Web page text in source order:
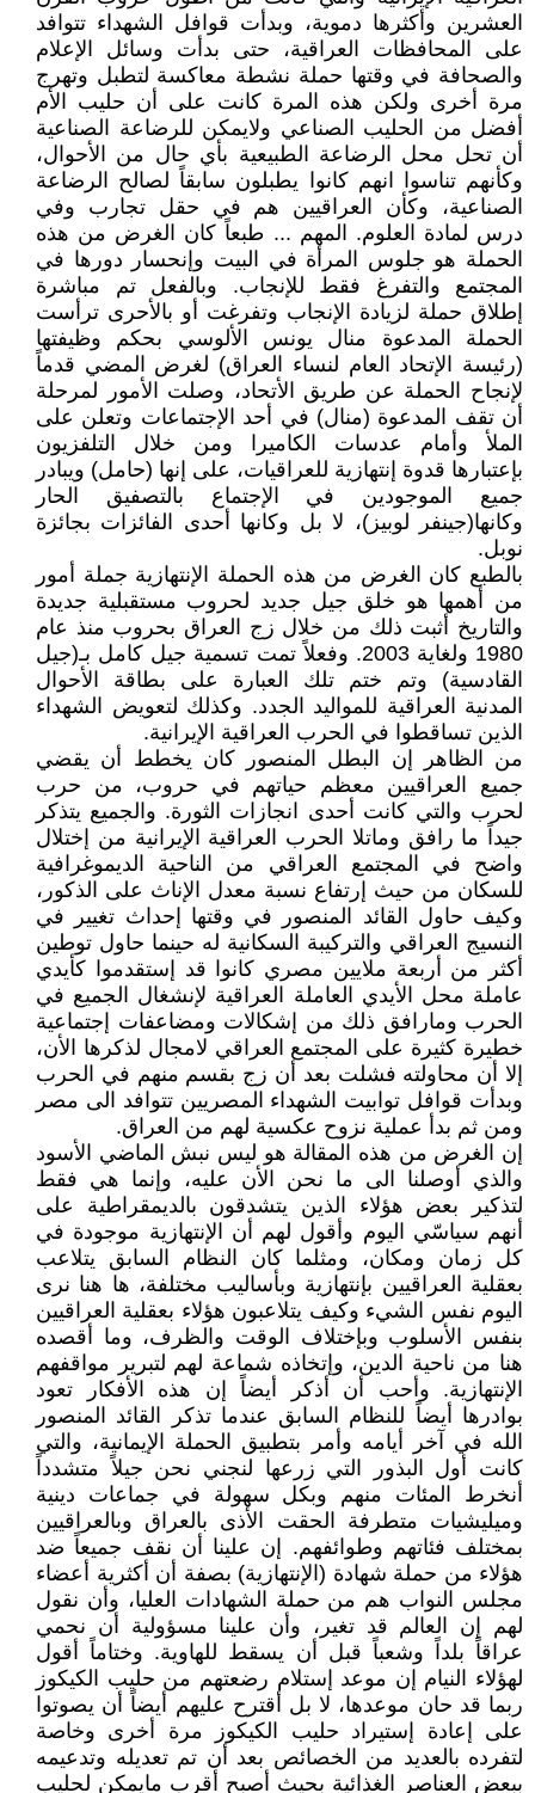
العشرين وأكثرها دموية، وبدأت قوافل الشهداء تتوافد
على المحافظات العراقية، حتى بدأت وسائل الإعلام
والصحافة في وقتها حملة نشطة معاكسة لتطبل وتهرج
مرة أخرى ولكن هذه المرة كانت على أن حليب الأم
أفضل من الحليب الصناعي ولايمكن للرضاعة الصناعية
أن تحل محل الرضاعة الطبيعية بأي حال من الأحوال،
وكأنهم تناسوا انهم كانوا يطبلون سابقاً لصالح الرضاعة
الصناعية، وكأن العراقيين هم في حقل تجارب وفي
درس لمادة العلوم. المهم ... طبعاً كان الغرض من هذه
الحملة هو جلوس المرأة في البيت وإنحسار دورها في
المجتمع والتفرغ فقط للإنجاب. وبالفعل تم مباشرة
إطلاق حملة لزيادة الإنجاب وتفرغت أو بالأحرى ترأست
الحملة المدعوة منال يونس الألوسي بحكم وظيفتها
(رئيسة الإتحاد العام لنساء العراق) لغرض المضي قدماً
لإنجاح الحملة عن طريق الأتحاد، وصلت الأمور لمرحلة
أن تقف المدعوة (منال) في أحد الإجتماعات وتعلن على
الملأ وأمام عدسات الكاميرا ومن خلال التلفزيون
بإعتبارها قدوة إنتهازية للعراقيات، على إنها (حامل) ويبادر
جميع الموجودين في الإجتماع بالتصفيق الحار
وكانها(جينفر لوبيز)، لا بل وكانها أحدى الفائزات بجائزة
نوبل.
بالطبع كان الغرض من هذه الحملة الإنتهازية جملة أمور
من أهمها هو خلق جيل جديد لحروب مستقبلية جديدة
والتاريخ أثبت ذلك من خلال زج العراق بحروب منذ عام
1980 ولغاية 2003. وفعلاً تمت تسمية جيل كامل بـ(جيل
القادسية) وتم ختم تلك العبارة على بطاقة الأحوال
المدنية العراقية للمواليد الجدد. وكذلك لتعويض الشهداء
الذين تساقطوا في الحرب العراقية الإيرانية.
من الظاهر إن البطل المنصور كان يخطط أن يقضي
جميع العراقيين معظم حياتهم في حروب، من حرب
لحرب والتي كانت أحدى انجازات الثورة. والجميع يتذكر
جيداً ما رافق وماتلا الحرب العراقية الإيرانية من إختلال
واضح في المجتمع العراقي من الناحية الديموغرافية
للسكان من حيث إرتفاع نسبة معدل الإناث على الذكور،
وكيف حاول القائد المنصور في وقتها إحداث تغيير في
النسيج العراقي والتركيبة السكانية له حينما حاول توطين
أكثر من أربعة ملايين مصري كانوا قد إستقدموا كأيدي
عاملة محل الأيدي العاملة العراقية لإنشغال الجميع في
الحرب ومارافق ذلك من إشكالات ومضاعفات إجتماعية
خطيرة كثيرة على المجتمع العراقي لامجال لذكرها الأن،
إلا أن محاولته فشلت بعد أن زج بقسم منهم في الحرب
وبدأت قوافل توابيت الشهداء المصريين تتوافد الى مصر
ومن ثم بدأ عملية نزوح عكسية لهم من العراق.
إن الغرض من هذه المقالة هو ليس نبش الماضي الأسود
والذي أوصلنا الى ما نحن الأن عليه، وإنما هي فقط
لتذكير بعض هؤلاء الذين يتشدقون بالديمقراطية على
أنهم سياسّي اليوم وأقول لهم أن الإنتهازية موجودة في
كل زمان ومكان، ومثلما كان النظام السابق يتلاعب
بعقلية العراقيين بإنتهازية وبأساليب مختلفة، ها هنا نرى
اليوم نفس الشيء وكيف يتلاعبون هؤلاء بعقلية العراقيين
بنفس الأسلوب وبإختلاف الوقت والظرف، وما أقصده
هنا من ناحية الدين، وإتخاذه شماعة لهم لتبرير مواقفهم
الإنتهازية. وأحب أن أذكر أيضاً إن هذه الأفكار تعود
بوادرها أيضاً للنظام السابق عندما تذكر القائد المنصور
الله في آخر أيامه وأمر بتطبيق الحملة الإيمانية، والتي
كانت أول البذور التي زرعها لنجني نحن جيلاً متشدداً
أنخرط المئات منهم وبكل سهولة في جماعات دينية
وميليشيات متطرفة الحقت الأذى بالعراق وبالعراقيين
بمختلف فئاتهم وطوائفهم. إن علينا أن نقف جميعاً ضد
هؤلاء من حملة شهادة (الإنتهازية) بصفة أن أكثرية أعضاء
مجلس النواب هم من حملة الشهادات العليا، وأن نقول
لهم إن العالم قد تغير، وأن علينا مسؤولية أن نحمي
عراقاً بلداً وشعباً قبل أن يسقط للهاوية. وختاماً أقول
لهؤلاء النيام إن موعد إستلام رضعتهم من حليب الكيكوز
ربما قد حان موعدها، لا بل أقترح عليهم أيضاً أن يصوتوا
على إعادة إستيراد حليب الكيكوز مرة أخرى وخاصة
لتفرده بالعديد من الخصائص بعد أن تم تعديله وتدعيمه
ببعض العناصر الغذائية بحيث أصبح أقرب مايمكن لحليب